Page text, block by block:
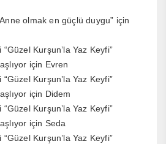
olmak en güçlü duygu” için
Kurşun’la Yaz Keyfi”
için Evren
Kurşun’la Yaz Keyfi”
için Didem
Kurşun’la Yaz Keyfi”
için Seda
Kurşun’la Yaz Keyfi”